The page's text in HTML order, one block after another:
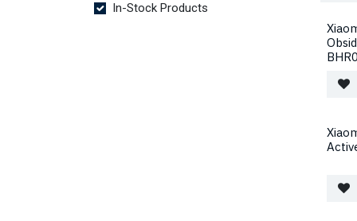
In-Stock Products